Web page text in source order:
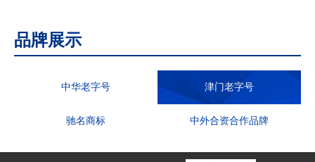
品牌展示
中华老字号 津门老字号
驰名商标 中外合资合作品牌